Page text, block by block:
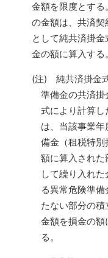
金額を限度とす
の金額は、共済
として純共済掛
金の額に算入する。
(注) 純共済掛金
準備金の共済
式により計算
は、当該事業
備金（租税特
額に算入された
して繰り入れ
る異常危険準
たない部分の
金額を損金の
る。